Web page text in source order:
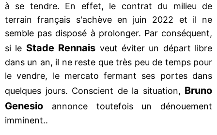
à se tendre. En effet, le contrat du milieu de
terrain français s'achève en juin 2022 et il ne
semble pas disposé à prolonger. Par conséquent,
si le Stade Rennais veut éviter un départ libre
dans un an, il ne reste que très peu de temps pour
le vendre, le mercato fermant ses portes dans
quelques jours. Conscient de la situation, Bruno
Genesio annonce toutefois un dénouement
imminent..